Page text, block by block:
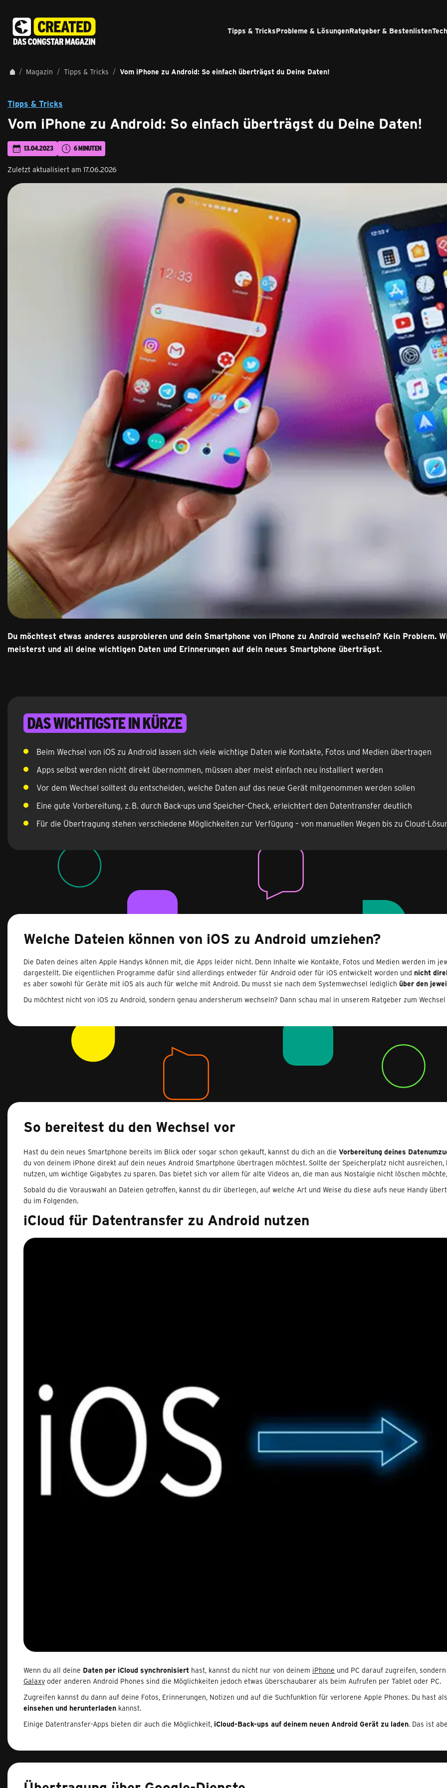
Tipps & TricksProbleme & LösungenRatgeber & Bestenlisten
Magazin Tipps & Tricks Vom iPhone zu Android: So einfach überträgst du Deine Daten!
Tipps & Tricks
Vom iPhone zu Android: So einfach überträgst du Deine Daten!
13.04.2023 6 MINUTEN
Zuletzt aktualisiert am 17.06.2026
Du möchtest etwas anderes ausprobieren und dein Smartphone von iPhone zu Android wechseln? Kein Problem.
meisterst und all deine wichtigen Daten und Erinnerungen auf dein neues Smartphone überträgst.
Das Wichtigste in Kürze
Beim Wechsel von iOS zu Android lassen sich viele wichtige Daten wie Kontakte, Fotos und Medien übertragen
Apps selbst werden nicht direkt übernommen, müssen aber meist einfach neu installiert werden
Vor dem Wechsel solltest du entscheiden, welche Daten auf das neue Gerät mitgenommen werden sollen
Eine gute Vorbereitung, z. B. durch Back-ups und Speicher-Check, erleichtert den Datentransfer deutlich
Für die Übertragung stehen verschiedene Möglichkeiten zur Verfügung – von manuellen Wegen bis zu Cloud-
Welche Dateien können von iOS zu Android umziehen?
Die Daten deines alten Apple Handys können mit, die Apps leider nicht. Denn Inhalte wie Kontakte, Fotos und Medien werden im
dargestellt. Die eigentlichen Programme dafür sind allerdings entweder für Android oder für iOS entwickelt worden und nicht
es aber sowohl für Geräte mit iOS als auch für welche mit Android. Du musst sie nach dem Systemwechsel lediglich über den
Du möchtest nicht von iOS zu Android, sondern genau andersherum wechseln? Dann schau mal in unserem Ratgeber zum Wechsel
So bereitest du den Wechsel vor
Hast du dein neues Smartphone bereits im Blick oder sogar schon gekauft, kannst du dich an die Vorbereitung deines
du von deinem iPhone direkt auf dein neues Android Smartphone übertragen möchtest. Sollte der Speicherplatz nicht
nutzen, um wichtige Gigabytes zu sparen. Das bietet sich vor allem für alte Videos an, die man aus Nostalgie nicht löschen
Sobald du die Vorauswahl an Dateien getroffen, kannst du dir überlegen, auf welche Art und Weise du diese aufs neue Handy
du im Folgenden.
iCloud für Datentransfer zu Android nutzen
Wenn du all deine Daten per iCloud synchronisiert hast, kannst du nicht nur von deinem iPhone und PC darauf zugreifen,
Galaxy oder anderen Android Phones sind die Möglichkeiten jedoch etwas überschaubarer als beim Aufrufen per Tablet oder PC.
Zugreifen kannst du dann auf deine Fotos, Erinnerungen, Notizen und auf die Suchfunktion für verlorene Apple Phones. Du hast
einsehen und herunterladen kannst.
Einige Datentransfer-Apps bieten dir auch die Möglichkeit, iCloud-Back-ups auf deinem neuen Android Gerät zu laden. Das ist